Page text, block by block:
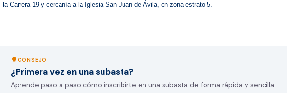
Carrera 19 y cercanía a la Iglesia San Juan de Ávila, en zona estrato 5.
lightbulb CONSEJO
¿Primera vez en una subasta?
Aprende paso a paso cómo inscribirte en una subasta de forma rápida y sencilla.